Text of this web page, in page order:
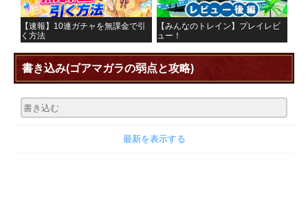
【速報】10連ガチャを無課金で引
く方法
【みんなのトレイン】プレイレビ
ュー！
書き込み(ゴアマガラの弱点と攻略)
最新を表示する